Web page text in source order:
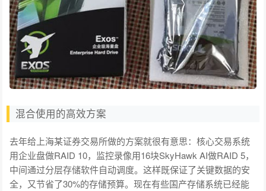
混合使用的高效方案
去年给上海某证券交易所做的方案就很有意思：核心交易系统
用企业盘做RAID 10，监控录像用16块SkyHawk AI做RAID 5，
中间通过分层存储软件自动调度。这样既保证了关键数据的安
全，又节省了30%的存储预算。现在有些国产存储系统已经能